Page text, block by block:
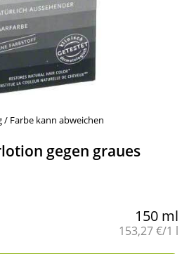
/ Farbe kann abweichen
gegen graues
150 ml
Grundpreis:
153,27 €/1 l